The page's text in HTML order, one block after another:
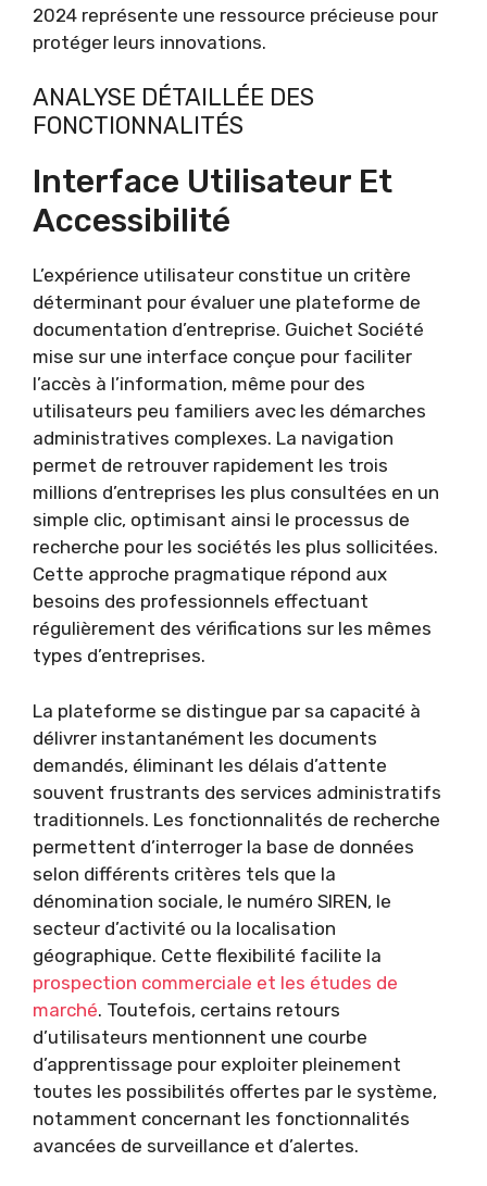
2024 représente une ressource précieuse pour
protéger leurs innovations.
ANALYSE DÉTAILLÉE DES
FONCTIONNALITÉS
Interface Utilisateur Et
Accessibilité
L’expérience utilisateur constitue un critère
déterminant pour évaluer une plateforme de
documentation d’entreprise. Guichet Société
mise sur une interface conçue pour faciliter
l’accès à l’information, même pour des
utilisateurs peu familiers avec les démarches
administratives complexes. La navigation
permet de retrouver rapidement les trois
millions d’entreprises les plus consultées en un
simple clic, optimisant ainsi le processus de
recherche pour les sociétés les plus sollicitées.
Cette approche pragmatique répond aux
besoins des professionnels effectuant
régulièrement des vérifications sur les mêmes
types d’entreprises.
La plateforme se distingue par sa capacité à
délivrer instantanément les documents
demandés, éliminant les délais d’attente
souvent frustrants des services administratifs
traditionnels. Les fonctionnalités de recherche
permettent d’interroger la base de données
selon différents critères tels que la
dénomination sociale, le numéro SIREN, le
secteur d’activité ou la localisation
géographique. Cette flexibilité facilite la
prospection commerciale et les études de
marché. Toutefois, certains retours
d’utilisateurs mentionnent une courbe
d’apprentissage pour exploiter pleinement
toutes les possibilités offertes par le système,
notamment concernant les fonctionnalités
avancées de surveillance et d’alertes.